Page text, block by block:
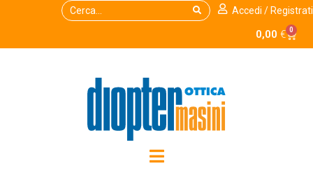
Accedi / Registrati
0,00 € 0